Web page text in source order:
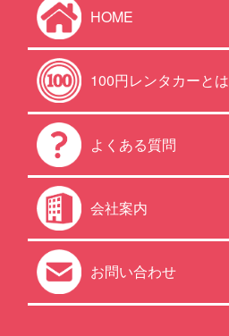
HOME
100円レンタカーとは
よくある質問
会社案内
お問い合わせ